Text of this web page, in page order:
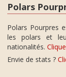
Polars
Polars Pourpres
les polars et
nationalités.
Envie de stats ?